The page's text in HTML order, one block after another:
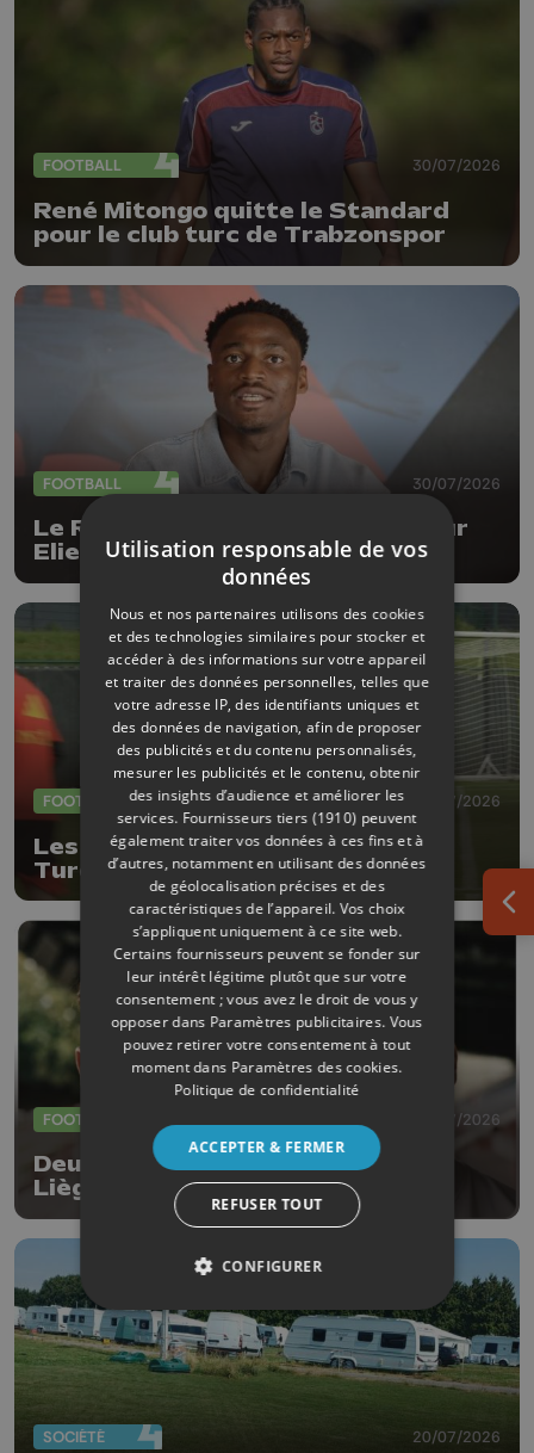
FOOTBALL 30/07/2026
René Mitongo quitte le Standard
pour le club turc de Trabzonspor
FOOTBALL 30/07/2026
Le RFC Liège recrute le défenseur
Elie Ilunga Kitoko
FOOTBALL 27/07/2026
Les Diables Rouges défieront la
Turquie le 2 octobre à Liège
FOOTBALL 23/07/2026
Deux nouvelles arrivées au RFC
Liège
SOCIÉTÉ 20/07/2026
Utilisation responsable de vos
données
Nous et nos partenaires utilisons des cookies
et des technologies similaires pour stocker et
accéder à des informations sur votre appareil
et traiter des données personnelles, telles que
votre adresse IP, des identifiants uniques et
des données de navigation, afin de proposer
des publicités et du contenu personnalisés,
mesurer les publicités et le contenu, obtenir
des insights d’audience et améliorer les
services. Fournisseurs tiers (1910) peuvent
également traiter vos données à ces fins et à
d’autres, notamment en utilisant des données
de géolocalisation précises et des
caractéristiques de l’appareil. Vos choix
s’appliquent uniquement à ce site web.
Certains fournisseurs peuvent se fonder sur
leur intérêt légitime plutôt que sur votre
consentement ; vous avez le droit de vous y
opposer dans Paramètres publicitaires. Vous
pouvez retirer votre consentement à tout
moment dans Paramètres des cookies.
Politique de confidentialité
ACCEPTER & FERMER
REFUSER TOUT
CONFIGURER